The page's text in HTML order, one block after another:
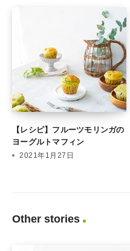
【レシピ】フルーツモリンガの
ヨーグルトマフィン
2021年1月27日
Other stories